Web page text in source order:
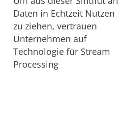
Daten in Echtzeit Nutzen
zu ziehen, vertrauen
Unternehmen auf
Technologie für Stream
Processing